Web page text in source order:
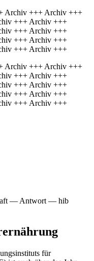
Archiv +++ Archiv +++
+++ Archiv +++
+++ Archiv +++
+++ Archiv +++
+++ Archiv +++
Archiv +++ Archiv +++
+++ Archiv +++
+++ Archiv +++
+++ Archiv +++
+++ Archiv +++
— Antwort — hib
für